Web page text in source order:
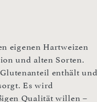
eigenen Hartweizen
und alten Sorten.
enthält und
Es wird
Qualität willen –